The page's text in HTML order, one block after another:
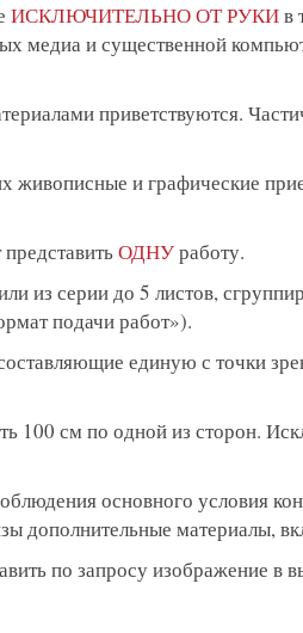
ИСКЛЮЧИТЕЛЬНО ОТ РУКИв
медиа и существенной
приветствуются.
живописные и графические
ОДНУработу.
из серии до 5 листов,
подачи работ»).
единую с точки
100 см по одной из сторон.
основного условия
дополнительные материалы,
по запросу изображение в